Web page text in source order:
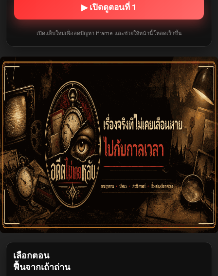
▶ เปิดดูตอนที่ 1
เปิดแท็บใหม่เพื่อลดปัญหา iframe และช่วยให้หน้านี้โหลดเร็วขึ้น
เลือกตอน
ฟื้นจากเถ้าถ่าน